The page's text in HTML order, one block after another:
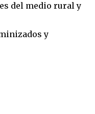
del medio rural y
y